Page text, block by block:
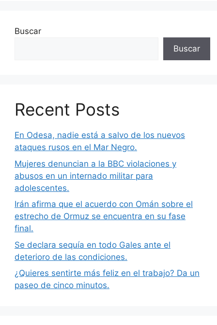
Buscar
Buscar
Recent Posts
En Odesa, nadie está a salvo de los nuevos
ataques rusos en el Mar Negro.
Mujeres denuncian a la BBC violaciones y
abusos en un internado militar para
adolescentes.
Irán afirma que el acuerdo con Omán sobre el
estrecho de Ormuz se encuentra en su fase
final.
Se declara sequía en todo Gales ante el
deterioro de las condiciones.
¿Quieres sentirte más feliz en el trabajo? Da un
paseo de cinco minutos.